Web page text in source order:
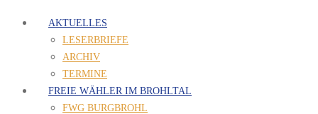
AKTUELLES
LESERBRIEFE
ARCHIV
TERMINE
FREIE WÄHLER IM BROHLTAL
FWG BURGBROHL